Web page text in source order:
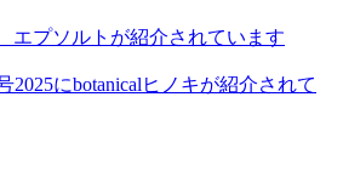
エプソルトが紹介されています
2025にbotanicalヒノキが紹介されて